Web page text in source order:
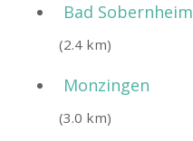
Bad Sobernheim
(2.4 km)
Monzingen
(3.0 km)